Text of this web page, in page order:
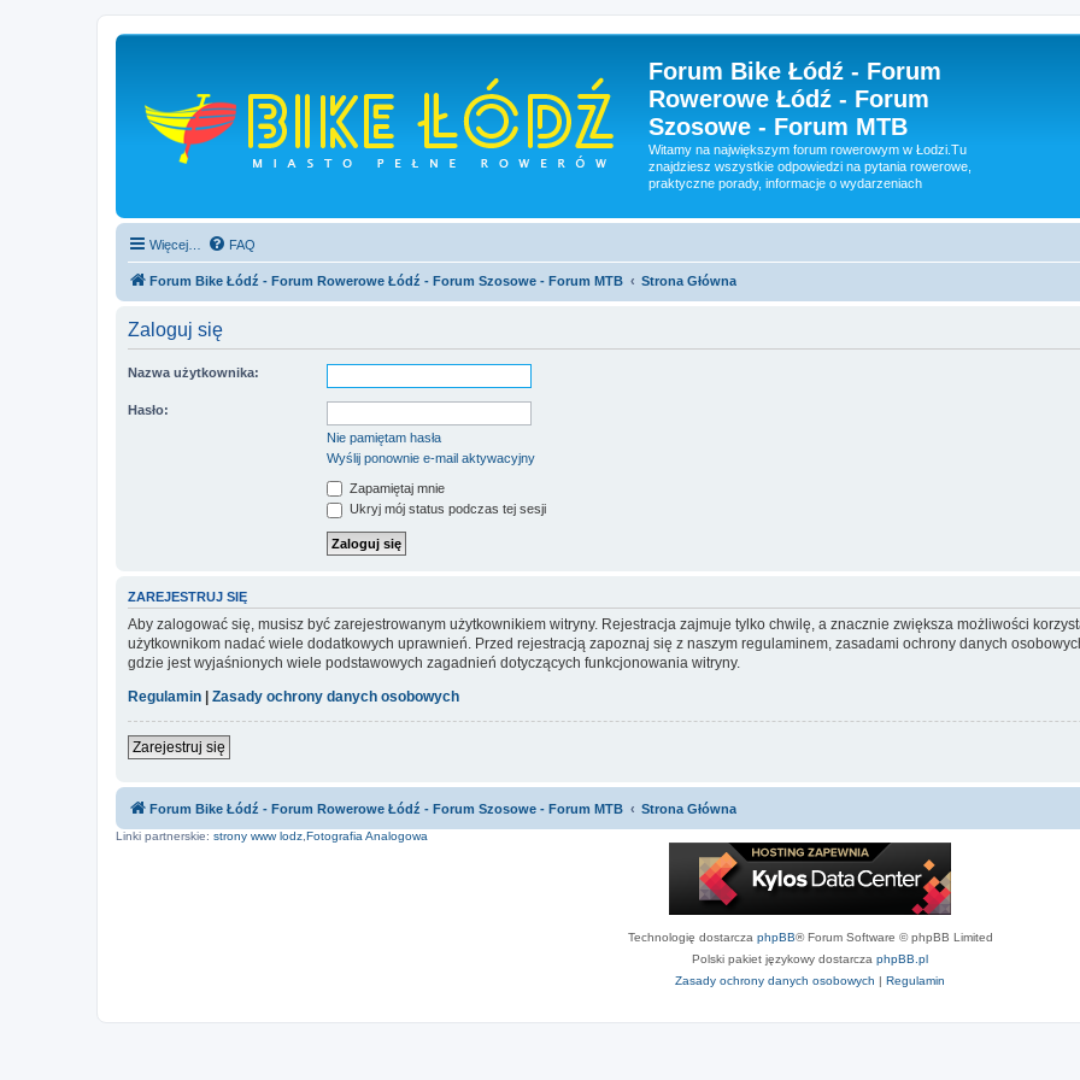
Forum Bike Łódź - Forum
Rowerowe Łódź - Forum
Szosowe - Forum MTB
Witamy na największym forum rowerowym w Łodzi.Tu
znajdziesz wszystkie odpowiedzi na pytania rowerowe,
praktyczne porady, informacje o wydarzeniach
Więcej… FAQ
Forum Bike Łódź - Forum Rowerowe Łódź - Forum Szosowe - Forum MTB Strona Główna
Zaloguj się
Nazwa użytkownika:
Hasło:
Nie pamiętam hasła
Wyślij ponownie e-mail aktywacyjny
Zapamiętaj mnie
Ukryj mój status podczas tej sesji
ZAREJESTRUJ SIĘ
Aby zalogować się, musisz być zarejestrowanym użytkownikiem witryny. Rejestracja zajmuje tylko chwilę, a znacznie zwiększa możliwości
użytkownikom nadać wiele dodatkowych uprawnień. Przed rejestracją zapoznaj się z naszym regulaminem, zasadami ochrony danych
gdzie jest wyjaśnionych wiele podstawowych zagadnień dotyczących funkcjonowania witryny.
Regulamin
Zasady ochrony danych osobowych
Zarejestruj się
Forum Bike Łódź - Forum Rowerowe Łódź - Forum Szosowe - Forum MTB Strona Główna
Linki partnerskie: strony www lodz,Fotografia Analogowa
Technologię dostarcza phpBB® Forum Software © phpBB Limited
Polski pakiet językowy dostarcza phpBB.pl
Zasady ochrony danych osobowych | Regulamin